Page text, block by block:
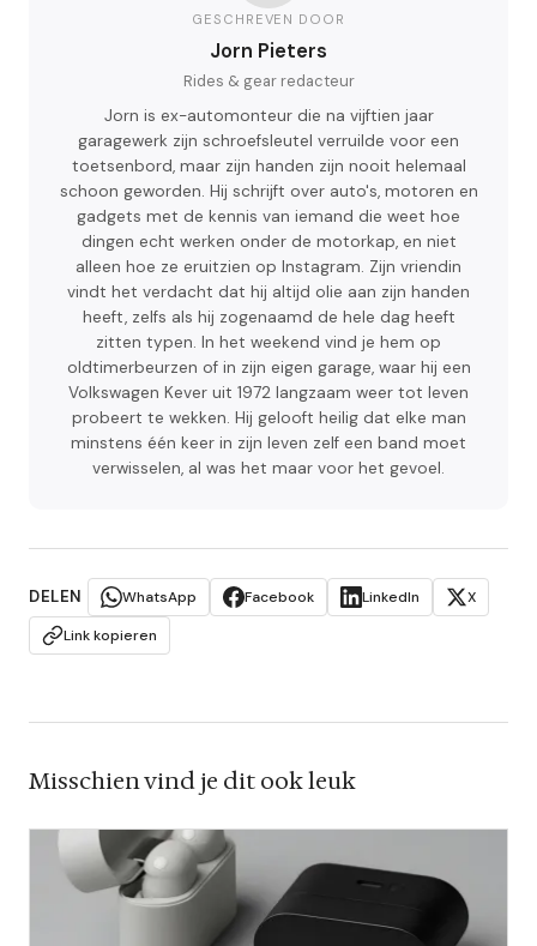
GESCHREVEN DOOR
Jorn Pieters
Rides & gear redacteur
Jorn is ex-automonteur die na vijftien jaar
garagewerk zijn schroefsleutel verruilde voor een
toetsenbord, maar zijn handen zijn nooit helemaal
schoon geworden. Hij schrijft over auto's, motoren en
gadgets met de kennis van iemand die weet hoe
dingen echt werken onder de motorkap, en niet
alleen hoe ze eruitzien op Instagram. Zijn vriendin
vindt het verdacht dat hij altijd olie aan zijn handen
heeft, zelfs als hij zogenaamd de hele dag heeft
zitten typen. In het weekend vind je hem op
oldtimerbeurzen of in zijn eigen garage, waar hij een
Volkswagen Kever uit 1972 langzaam weer tot leven
probeert te wekken. Hij gelooft heilig dat elke man
minstens één keer in zijn leven zelf een band moet
verwisselen, al was het maar voor het gevoel.
DELEN WhatsApp Facebook LinkedIn
X
Link kopieren
Misschien vind je dit ook leuk